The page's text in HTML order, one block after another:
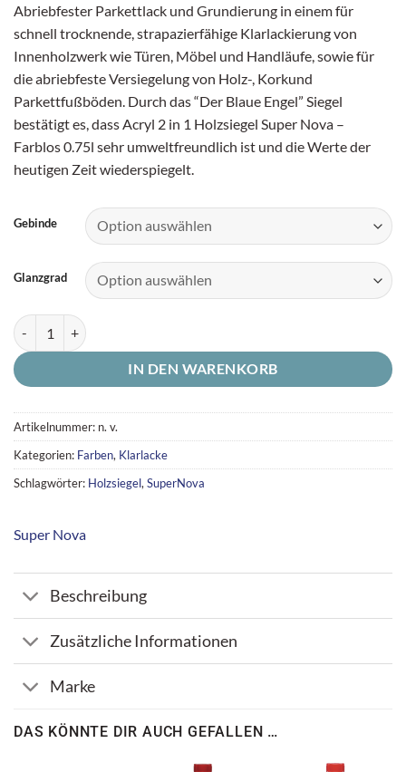
Abriebfester Parkettlack und Grundierung in einem für
schnell trocknende, strapazierfähige Klarlackierung von
Innenholzwerk wie Türen, Möbel und Handläufe, sowie für
die abriebfeste Versiegelung von Holz-, Korkund
Parkettfußböden. Durch das “Der Blaue Engel” Siegel
bestätigt es, dass Acryl 2 in 1 Holzsiegel Super Nova –
Farblos 0.75l sehr umweltfreundlich ist und die Werte der
heutigen Zeit wiederspiegelt.
Gebinde
Glanzgrad
Acryl 2in1 Holzsiegel Super Nova - Farblos Menge
IN DEN WARENKORB
Artikelnummer: n. v.
Kategorien: Farben, Klarlacke
Schlagwörter: Holzsiegel,SuperNova
Super Nova
Beschreibung
Zusätzliche Informationen
Marke
DAS KÖNNTE DIR AUCH GEFALLEN …